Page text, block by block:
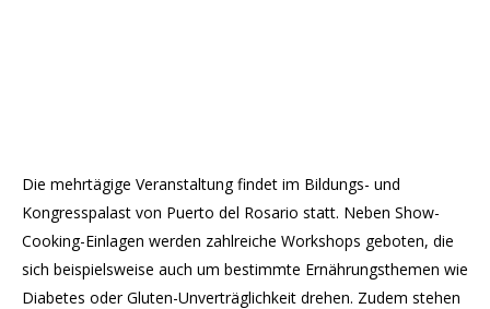
Die mehrtägige Veranstaltung findet im Bildungs- und
Kongresspalast von Puerto del Rosario statt. Neben Show-
Cooking-Einlagen werden zahlreiche Workshops geboten, die
sich beispielsweise auch um bestimmte Ernährungsthemen wie
Diabetes oder Gluten-Unverträglichkeit drehen. Zudem stehen